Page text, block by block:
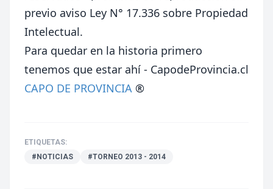
previo aviso Ley N° 17.336 sobre Propiedad
Intelectual.
Para quedar en la historia primero
tenemos que estar ahí - CapodeProvincia.cl
CAPO DE PROVINCIA ®
ETIQUETAS:
#NOTICIAS
#TORNEO 2013 - 2014